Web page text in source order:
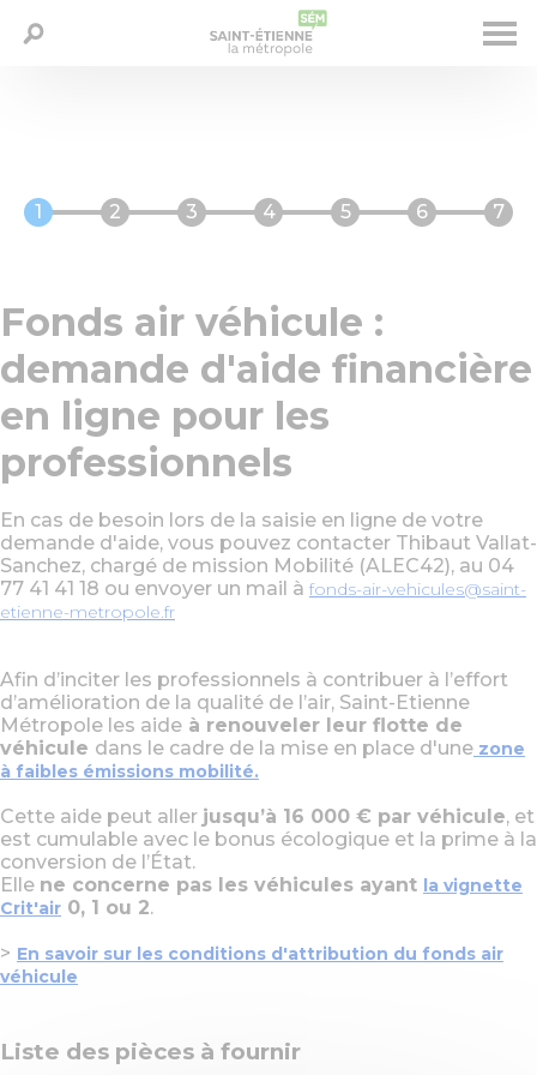
HABITER - SE DÉPLACER
ÉTUDIER - ENTREPRENDRE
DESIGN - CULTURE - SPORT
DISPOSITIFS SOCIAUX - INSERTION
GRANDS PROJETS
FACEBOOK
TWITTER
AGENDA
Message
d'état
Fonds air véhicule :
demande d'aide financière
en ligne pour les
professionnels
En cas de besoin lors de la saisie en ligne de votre
demande d'aide, vous pouvez contacter Thibaut Vallat-
Sanchez, chargé de mission Mobilité (ALEC42), au 04
77 41 41 18 ou envoyer un mail à fonds-air-vehicules@saint-
etienne-metropole.fr
Information
message
Afin d’inciter les professionnels à contribuer à l’effort
d’amélioration de la qualité de l’air, Saint-Etienne
Métropole les aide à renouveler leur flotte de
véhicule dans le cadre de la mise en place d'une zone
à faibles émissions mobilité.
Cette aide peut aller jusqu’à 16 000 € par véhicule, et
est cumulable avec le bonus écologique et la prime à la
conversion de l’État.
Elle ne concerne pas les véhicules ayant la vignette
Crit'air 0, 1 ou 2.
> En savoir sur les conditions d'attribution du fonds air
véhicule
Liste des pièces à fournir